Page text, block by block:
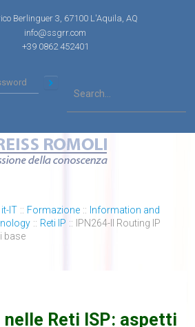
Berlinguer 3, 67100 L'Aquila, AQ
info@ssgrr.com
+39 0862 452401
it-IT :: Formazione :: Information and
:: Reti IP ::
IPN264-Il Routing IP
base
nelle Reti ISP: aspetti